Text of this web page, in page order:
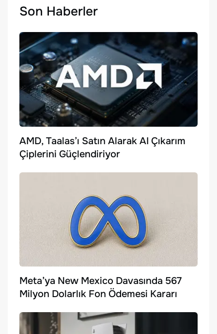
Son Haberler
AMD, Taalas’ı Satın Alarak AI Çıkarım
Çiplerini Güçlendiriyor
Meta’ya New Mexico Davasında 567
Milyon Dolarlık Fon Ödemesi Kararı